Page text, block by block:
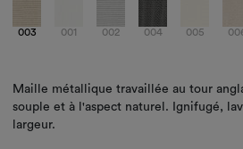
003 001 002 004 005
Maille métallique travaillée au tour
souple et à l'aspect naturel. Ignifugé,
largeur.